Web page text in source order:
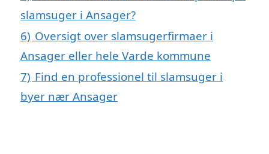
slamsuger i Ansager?
6) Oversigt over slamsugerfirmaer i
Ansager eller hele Varde kommune
7) Find en professionel til slamsuger i
byer nær Ansager